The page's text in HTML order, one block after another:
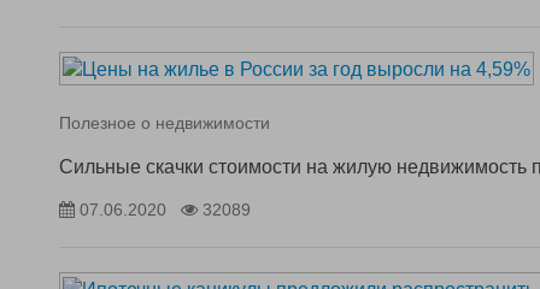
Полезное о недвижимости
Сильные скачки стоимости на жилую
07.06.2020 32089